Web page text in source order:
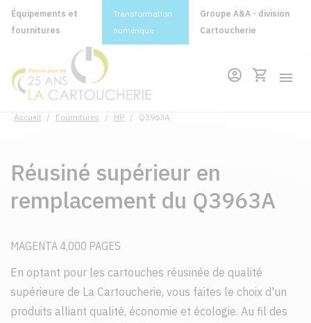
Équipements et
fournitures
Transformation
numérique
Groupe A&A - division
Cartoucherie
Accueil / Fournitures / HP / Q3963A
Réusiné supérieur en
remplacement du Q3963A
MAGENTA 4,000 PAGES
En optant pour les cartouches réusinée de qualité
supérieure de La Cartoucherie, vous faites le choix d'un
produits alliant qualité, économie et écologie. Au fil des